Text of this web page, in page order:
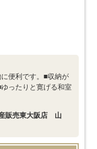
便利です。■収納が
ったりと寛げる和室
販売東大阪店 山